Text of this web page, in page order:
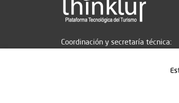
Coordinación y secretaría técnica: